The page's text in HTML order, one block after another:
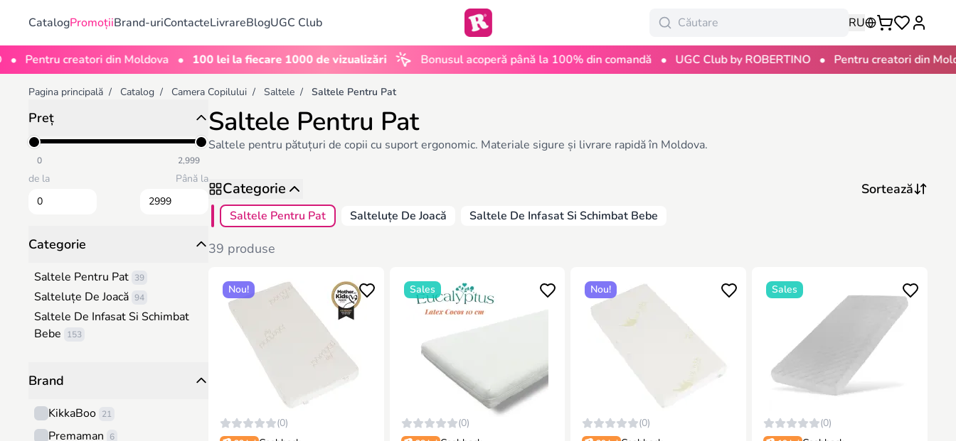
CatalogPromoțiiBrand-uriContacteLivrareBlogUGC Club RU
creatori din Moldova • 100 lei la fiecare 1000 de vizualizări Bonusul acoperă până la 100% din comandă • UGC Club by ROBERTINO • Pentru creatori din Moldova
Pagina principală / Catalog / Camera Copilului / Saltele / Saltele Pentru Pat
Preț
0 2,999
de la Până la
Categorie
Saltele Pentru Pat 39
Salteluțe De Joacă 94
Saltele De Infasat Si Schimbat
Bebe
153
Brand
KikkaBoo 21
Premaman 6
Saltele Pentru Pat
Saltele pentru pătuțuri de copii cu suport ergonomic. Materiale sigure și livrare rapidă în Moldova.
Categorie
Saltele Pentru Pat Salteluțe De Joacă Saltele De Infasat Si Schimbat Bebe
39 produse
Nou!
(0)
Sales
(0)
Nou!
(0)
Sales
(0)